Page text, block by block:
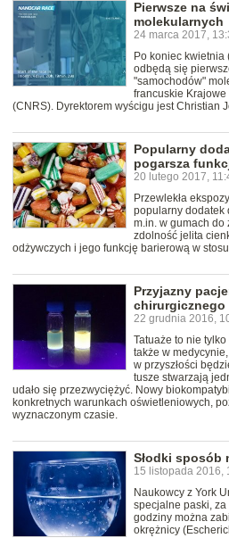
Pierwsze na
molekularnych
24 marca 2017,
Po koniec kwietnia
odbędą się
"samochodów"
francuskie
(CNRS). Dyrektorem wyścigu jest Christian
Popularny
pogarsza
20 lutego 2017,
Przewlekła
popularny dodatek
m.in. w gumach do
zdolność jelita
odżywczych i jego funkcję barierową w
Przyjazny
chirurgicznego
22 grudnia 2016,
Tatuaże to nie
także w
w przyszłości
tusze stwarzają
udało się przezwyciężyć. Nowy
konkretnych warunkach oświetleniowych,
wyznaczonym czasie.
Słodki sposób
15 listopada 2016,
Naukowcy z York
specjalne paski,
godziny można
okrężnicy